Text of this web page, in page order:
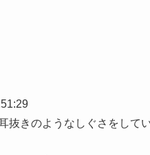
抜きのようなしぐさをして